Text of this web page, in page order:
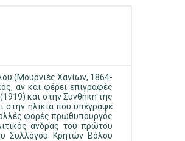
(Μουρνιές Χανίων, 1864-
αν και φέρει επιγραφές
και στην Συνθήκη της
στην ηλικία που υπέγραψε
φορές πρωθυπουργός
άνδρας του πρώτου
Συλλόγου Κρητών Βόλου